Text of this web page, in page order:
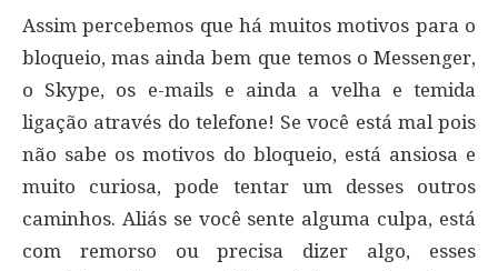
Assim percebemos que há muitos motivos para o
bloqueio, mas ainda bem que temos o Messenger,
o Skype, os e-mails e ainda a velha e temida
ligação através do telefone! Se você está mal pois
não sabe os motivos do bloqueio, está ansiosa e
muito curiosa, pode tentar um desses outros
caminhos. Aliás se você sente alguma culpa, está
com remorso ou precisa dizer algo, esses